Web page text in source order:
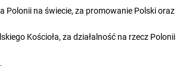
Polonii na świecie, za promowanie Polski oraz
Kościoła, za działalność na rzecz Polonii